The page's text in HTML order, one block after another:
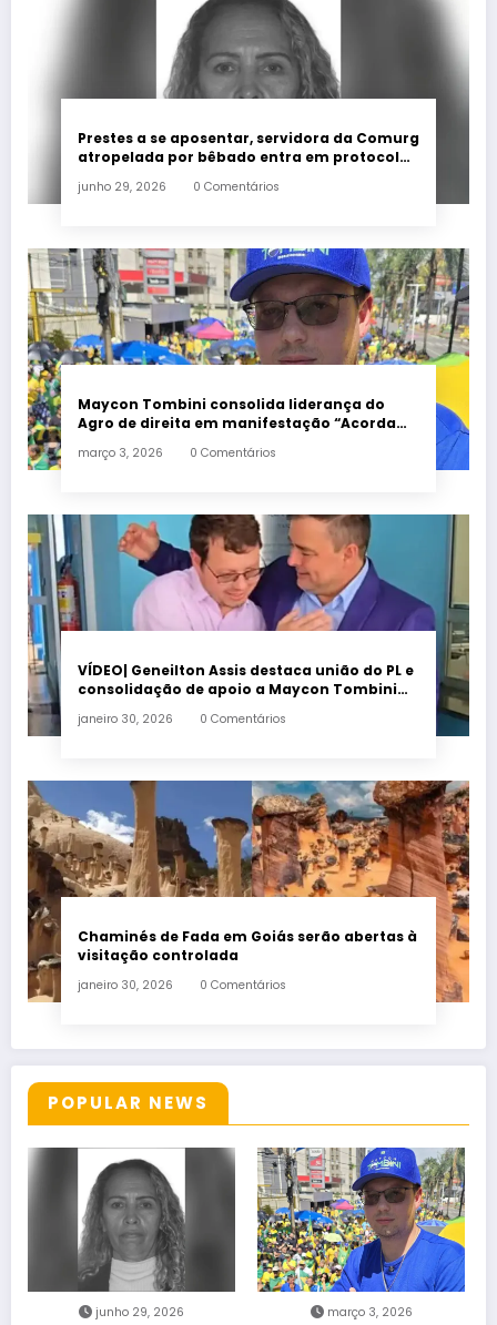
Prestes a se aposentar, servidora da Comurg
atropelada por bêbado entra em protocolo
junho 29, 2026 0 Comentários
Maycon Tombini consolida liderança do
Agro de direita em manifestação “Acorda
março 3, 2026 0 Comentários
VÍDEO| Geneilton Assis destaca união do PL e
consolidação de apoio a Maycon Tombini
janeiro 30, 2026 0 Comentários
Chaminés de Fada em Goiás serão abertas à
visitação controlada
janeiro 30, 2026 0 Comentários
POPULAR NEWS
junho 29, 2026 março 3, 2026